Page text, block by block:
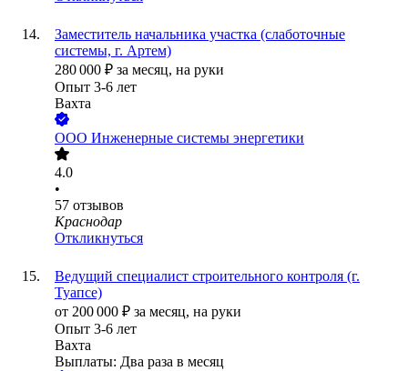
Заместитель начальника участка (слаботочные
системы, г. Артем)
280 000 ₽ за месяц, на руки
Опыт 3-6 лет
Вахта
ООО Инженерные системы энергетики
4.0
•
57 отзывов
Краснодар
Откликнуться
Ведущий специалист строительного контроля (г.
Туапсе)
от 200 000 ₽ за месяц, на руки
Опыт 3-6 лет
Вахта
Выплаты: Два раза в месяц